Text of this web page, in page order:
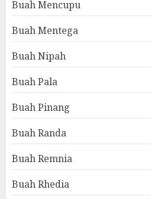
Buah Mencupu
Buah Mentega
Buah Nipah
Buah Pala
Buah Pinang
Buah Randa
Buah Remnia
Buah Rhedia